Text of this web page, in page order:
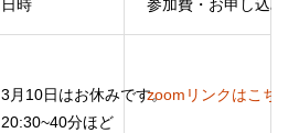
日時 参加費・お申し込み
3月10日はお休みです。
20:30~40分ほど
zoomリンクはこちら